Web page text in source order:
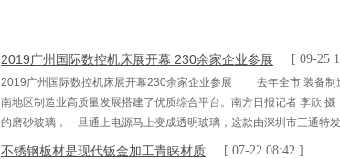
2019广州国际数控机床展开幕 230余家企业参展 [ 09-25
2019广州国际数控机床展开幕230余家企业参展 去年全市 装备
南地区制造业高质量发展搭建了优质综合平台。南方日报记者 李
的磨砂玻璃，一旦通上电源马上变成透明玻璃，这款由深圳市三通特
保，而且价格仅在千元内，现场吸引众多参观者咨询。 9月17日，
不锈钢板材是现代钣金加工青睐材质 [ 07-22 08:42 ]